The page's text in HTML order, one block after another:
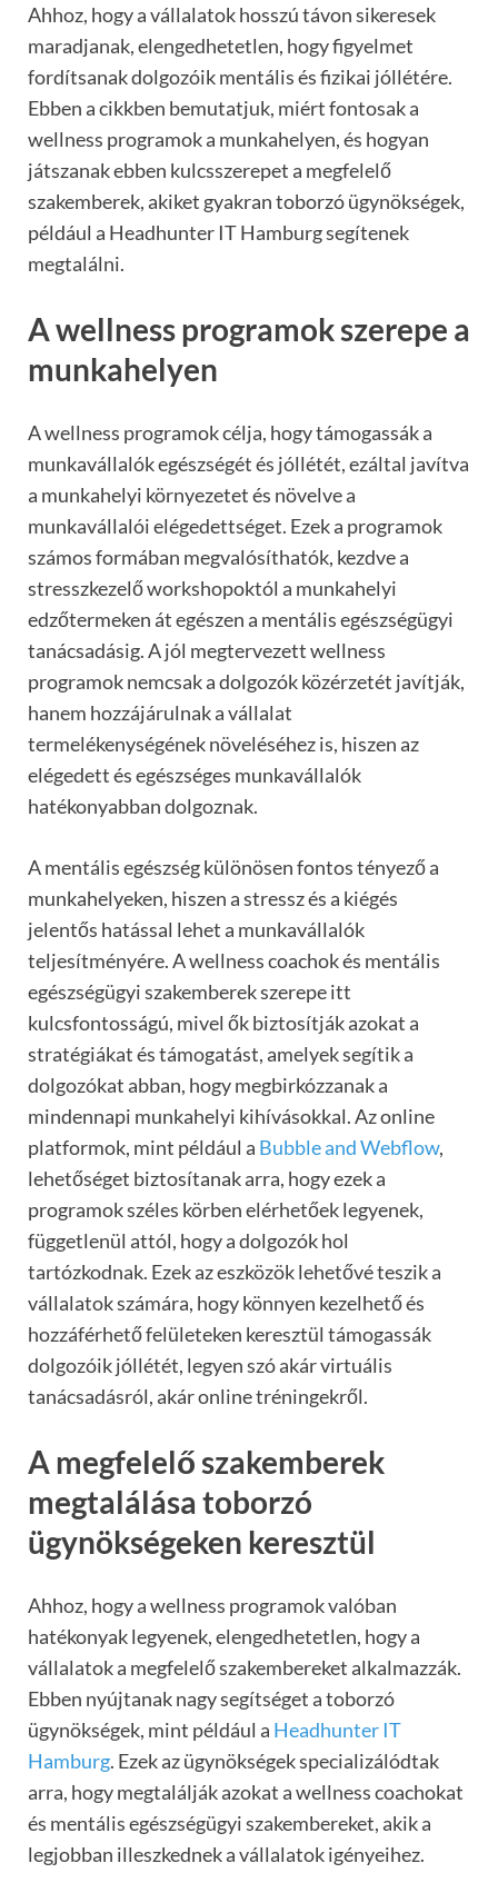
Ahhoz, hogy a vállalatok hosszú távon sikeresek
maradjanak, elengedhetetlen, hogy figyelmet
fordítsanak dolgozóik mentális és fizikai jóllétére.
Ebben a cikkben bemutatjuk, miért fontosak a
wellness programok a munkahelyen, és hogyan
játszanak ebben kulcsszerepet a megfelelő
szakemberek, akiket gyakran toborzó ügynökségek,
például a Headhunter IT Hamburg segítenek
megtalálni.
A wellness programok szerepe a
munkahelyen
A wellness programok célja, hogy támogassák a
munkavállalók egészségét és jóllétét, ezáltal javítva
a munkahelyi környezetet és növelve a
munkavállalói elégedettséget. Ezek a programok
számos formában megvalósíthatók, kezdve a
stresszkezelő workshopoktól a munkahelyi
edzőtermeken át egészen a mentális egészségügyi
tanácsadásig. A jól megtervezett wellness
programok nemcsak a dolgozók közérzetét javítják,
hanem hozzájárulnak a vállalat
termelékenységének növeléséhez is, hiszen az
elégedett és egészséges munkavállalók
hatékonyabban dolgoznak.
A mentális egészség különösen fontos tényező a
munkahelyeken, hiszen a stressz és a kiégés
jelentős hatással lehet a munkavállalók
teljesítményére. A wellness coachok és mentális
egészségügyi szakemberek szerepe itt
kulcsfontosságú, mivel ők biztosítják azokat a
stratégiákat és támogatást, amelyek segítik a
dolgozókat abban, hogy megbirkózzanak a
mindennapi munkahelyi kihívásokkal. Az online
platformok, mint például a Bubble and Webflow,
lehetőséget biztosítanak arra, hogy ezek a
programok széles körben elérhetőek legyenek,
függetlenül attól, hogy a dolgozók hol
tartózkodnak. Ezek az eszközök lehetővé teszik a
vállalatok számára, hogy könnyen kezelhető és
hozzáférhető felületeken keresztül támogassák
dolgozóik jóllétét, legyen szó akár virtuális
tanácsadásról, akár online tréningekről.
A megfelelő szakemberek
megtalálása toborzó
ügynökségeken keresztül
Ahhoz, hogy a wellness programok valóban
hatékonyak legyenek, elengedhetetlen, hogy a
vállalatok a megfelelő szakembereket alkalmazzák.
Ebben nyújtanak nagy segítséget a toborzó
ügynökségek, mint például a Headhunter IT
Hamburg. Ezek az ügynökségek specializálódtak
arra, hogy megtalálják azokat a wellness coachokat
és mentális egészségügyi szakembereket, akik a
legjobban illeszkednek a vállalatok igényeihez.